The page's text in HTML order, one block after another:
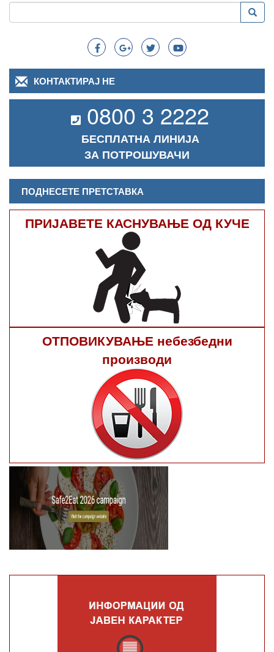
Search
Пребарување
КОНТАКТИРАЈ НЕ
0800 3 2222
БЕСПЛАТНА ЛИНИЈА
ЗА ПОТРОШУВАЧИ
ПОДНЕСЕТЕ ПРЕТСТАВКА
ПРИЈАВЕТЕ КАСНУВАЊЕ ОД КУЧЕ
ОТПОВИКУВАЊЕ небезбедни
производи